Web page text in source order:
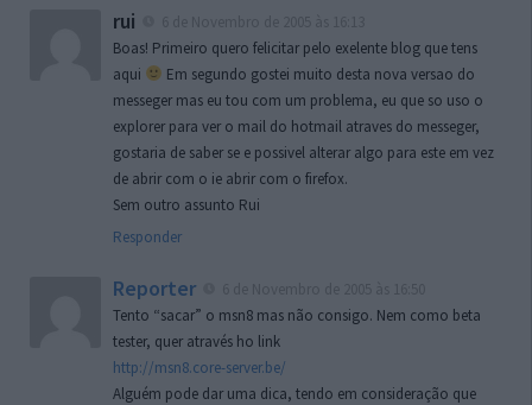
rui
Boas! Primeiro quero felicitar pelo exelente blog que tens
aqui
Em segundo gostei muito desta nova versao do
messeger mas eu tou com um problema, eu que so uso o
explorer para ver o mail do hotmail atraves do messeger,
gostaria de saber se e possivel alterar algo para este em vez
de abrir com o ie abrir com o firefox.
Sem outro assunto Rui
Responder
Reporter
Tento “sacar” o msn8 mas não consigo. Nem como beta
tester, quer através ho link
http://msn8.core-server.be/
Alguém pode dar uma dica, tendo em consideração que